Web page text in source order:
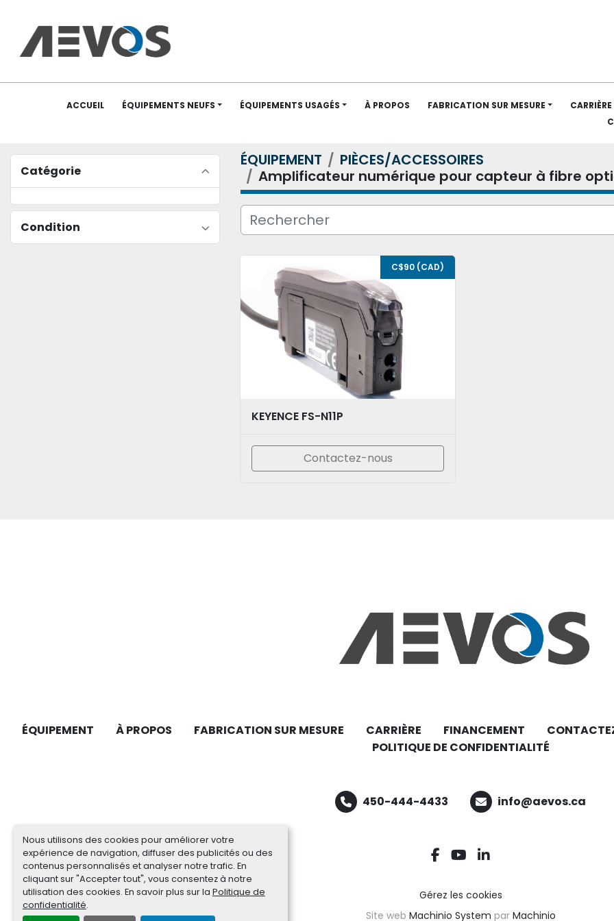
Nous utilisons des cookies pour améliorer votre
expérience de navigation, diffuser des publicités ou des
contenus personnalisés et analyser notre trafic. En
cliquant sur "Accepter tout", vous consentez à notre
utilisation des cookies. En savoir plus sur la Politique de
confidentialité.
ACCUEIL ÉQUIPEMENTS NEUFS ÉQUIPEMENTS USAGÉS À PROPOS FABRICATION SUR MESURE CARRIÈRE
Catégorie
Condition
ÉQUIPEMENT
PIÈCES/ACCESSOIRES
Amplificateur numérique pour capteur à fibre
C$90 (CAD)
KEYENCE FS-N11P
Contactez-nous
ÉQUIPEMENT À PROPOS FABRICATION SUR MESURE CARRIÈRE FINANCEMENT
POLITIQUE DE CONFIDENTIALITÉ
450-444-4433 info@aevos.ca
facebookyoutube
linkedin
Gérez les cookies
Site web Machinio System par Machinio